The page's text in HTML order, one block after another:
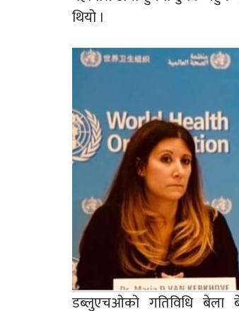
थियो ।
डब्लुएचओको गतिविधि बेला